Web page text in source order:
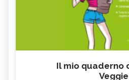
Il mio quaderno
Veggie